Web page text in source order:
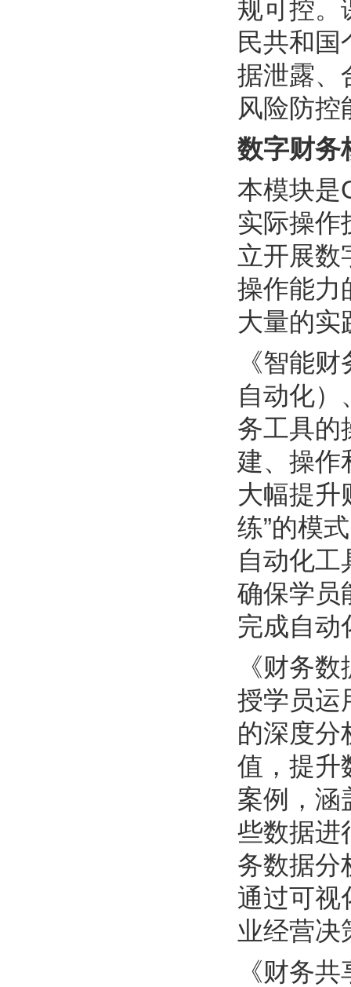
规可控。
民共和
据泄露、
风险防控
数字财务
本模块是
实际操作
立开展数
操作能力
大量的实
《智能
自动化
务工具的
建、操作
大幅提升
练”的模
自动化
确保学员
完成自动
《财务
授学员运
的深度分
值，提升
案例，涵
些数据进
务数据分
通过可视
业经营决
《财务